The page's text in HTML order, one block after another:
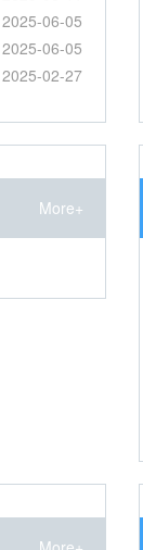
2025-06-05
2025-06-05
2025-02-27
More+